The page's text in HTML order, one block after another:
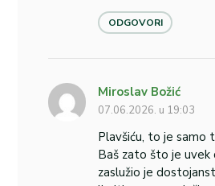
ODGOVORI
Miroslav Božić
07.06.2026. u 19:03
Plavšiću, to je samo
Baš zato što je uvek
zaslužio je